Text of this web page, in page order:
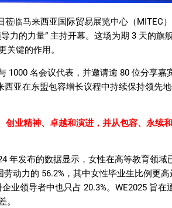
莅临马来西亚国际贸易展览中心（MITEC
力的力量” 主持开幕。这场为期 3 天的旗
键的作用。
1000 名会议代表，并邀请逾 80 位分享嘉
西亚在东盟包容增长议程中持续保持领先
创业精神、卓越和演进，并从包容、永续
年发布的数据显示，女性在高等教育领域
劳动力的 56.2% ，其中女性毕业生比例更高
企业领导者中也只占 20.3%。 WE2025 旨在
。